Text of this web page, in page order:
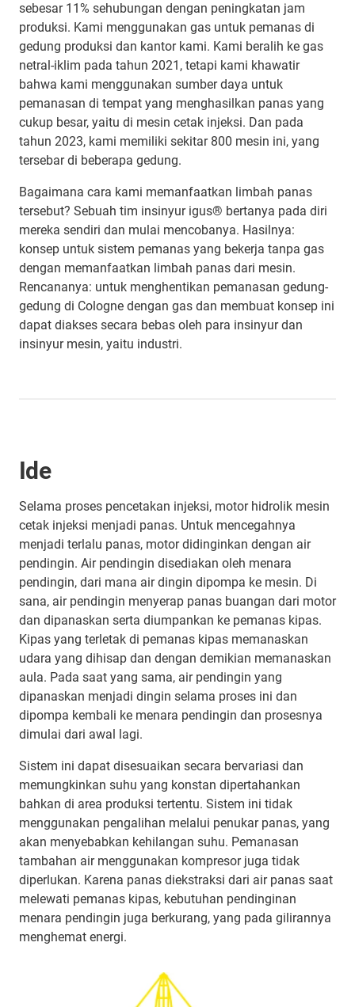
sebesar 11% sehubungan dengan peningkatan jam
produksi. Kami menggunakan gas untuk pemanas di
gedung produksi dan kantor kami. Kami beralih ke gas
netral-iklim pada tahun 2021, tetapi kami khawatir
bahwa kami menggunakan sumber daya untuk
pemanasan di tempat yang menghasilkan panas yang
cukup besar, yaitu di mesin cetak injeksi. Dan pada
tahun 2023, kami memiliki sekitar 800 mesin ini, yang
tersebar di beberapa gedung.
Bagaimana cara kami memanfaatkan limbah panas
tersebut? Sebuah tim insinyur igus® bertanya pada diri
mereka sendiri dan mulai mencobanya. Hasilnya:
konsep untuk sistem pemanas yang bekerja tanpa gas
dengan memanfaatkan limbah panas dari mesin.
Rencananya: untuk menghentikan pemanasan gedung-
gedung di Cologne dengan gas dan membuat konsep ini
dapat diakses secara bebas oleh para insinyur dan
insinyur mesin, yaitu industri.
Ide
Selama proses pencetakan injeksi, motor hidrolik mesin
cetak injeksi menjadi panas. Untuk mencegahnya
menjadi terlalu panas, motor didinginkan dengan air
pendingin. Air pendingin disediakan oleh menara
pendingin, dari mana air dingin dipompa ke mesin. Di
sana, air pendingin menyerap panas buangan dari motor
dan dipanaskan serta diumpankan ke pemanas kipas.
Kipas yang terletak di pemanas kipas memanaskan
udara yang dihisap dan dengan demikian memanaskan
aula. Pada saat yang sama, air pendingin yang
dipanaskan menjadi dingin selama proses ini dan
dipompa kembali ke menara pendingin dan prosesnya
dimulai dari awal lagi.
Sistem ini dapat disesuaikan secara bervariasi dan
memungkinkan suhu yang konstan dipertahankan
bahkan di area produksi tertentu. Sistem ini tidak
menggunakan pengalihan melalui penukar panas, yang
akan menyebabkan kehilangan suhu. Pemanasan
tambahan air menggunakan kompresor juga tidak
diperlukan. Karena panas diekstraksi dari air panas saat
melewati pemanas kipas, kebutuhan pendinginan
menara pendingin juga berkurang, yang pada gilirannya
menghemat energi.